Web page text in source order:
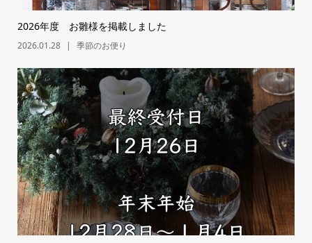
2026年度 お雛様を掲載しました
2026.01.28 季節のお便り